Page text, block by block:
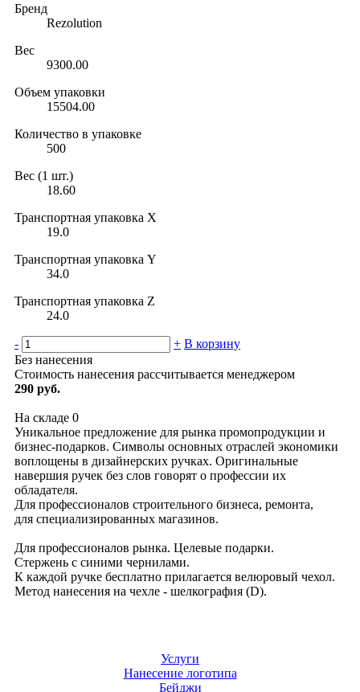
Бренд
Rezolution
Вес
9300.00
Объем упаковки
15504.00
Количество в упаковке
500
Вес (1 шт.)
18.60
Транспортная упаковка X
19.0
Транспортная упаковка Y
34.0
Транспортная упаковка Z
24.0
- + В корзину
Без нанесения
Стоимость нанесения рассчитывается менеджером
290 руб.
На складе 0
Уникальное предложение для рынка промопродукции и
бизнес-подарков. Символы основных отраслей экономики
воплощены в дизайнерских ручках. Оригинальные
навершия ручек без слов говорят о профессии их
обладателя.
Для профессионалов строительного бизнеса, ремонта,
для специализированных магазинов.
Для профессионалов рынка. Целевые подарки.
Стержень с синими чернилами.
К каждой ручке бесплатно прилагается велюровый чехол.
Метод нанесения на чехле - шелкография (D).
Услуги
Нанесение логотипа
Бейджи